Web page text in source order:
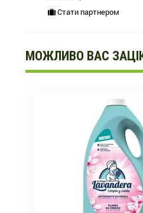
Стати партнером
МОЖЛИВО ВАС